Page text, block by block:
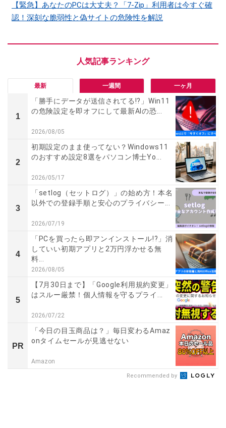
【緊急】あなたのPCは大丈夫？「7-Zip」利用者は今すぐ確
認！深刻な脆弱性と偽サイトの危険性を解説
最新 一週間 一ヶ月
1
「勝手にデータが送信されてる!?」Win11
の危険設定を即オフにして最新AIの恐...
2026/08/05
2
初期設定のまま使ってない？Windows11
のおすすめ設定8選をパソコン博士Yo...
2026/05/17
3
「setlog（セットログ）」の始め方！本名
以外での登録手順と安心のプライバシー...
2026/07/19
4
「PCを買ったら即アンインストール!?」消
していい初期アプリと2万円浮かせる無
料...
2026/08/05
5
【7月30日まで】「Google利用規約変更」
はスルー厳禁！個人情報を守るプライ...
2026/07/22
PR
「今日の目玉商品は？」毎日変わるAmaz
onタイムセールが見逃せない
Amazon
Recommended by